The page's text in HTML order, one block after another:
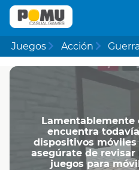
Juegos Acción Guerra
Lamentablemente
encuentra
dispositivos
asegúrate de
juegos para